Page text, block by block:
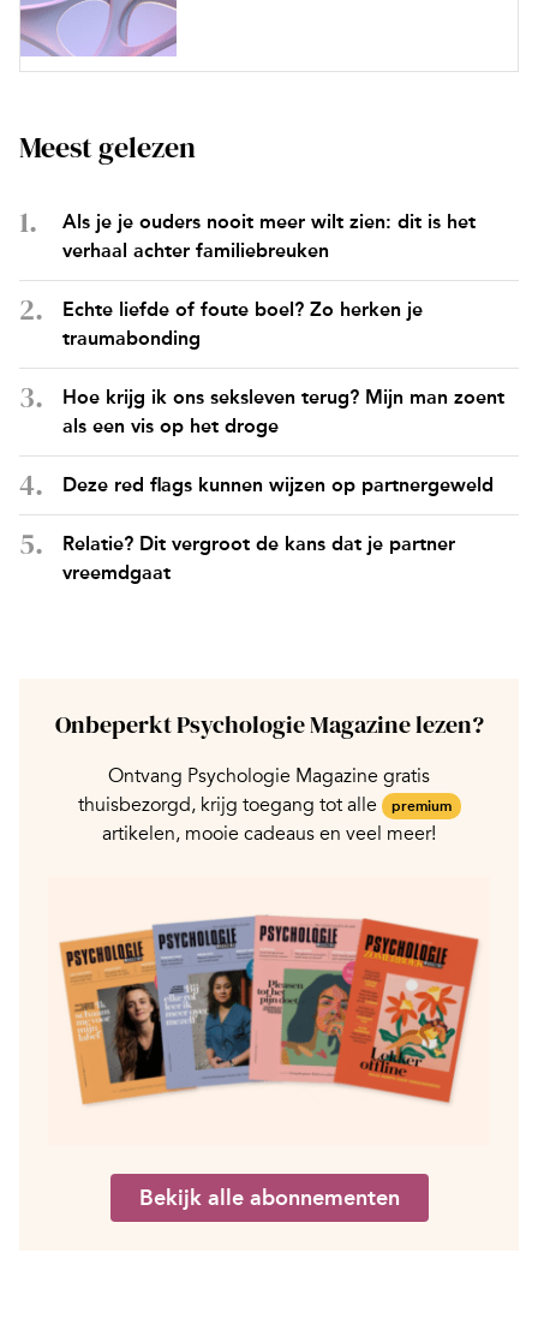
Meest gelezen
Als je je ouders nooit meer wilt zien: dit is het
verhaal achter familiebreuken
Echte liefde of foute boel? Zo herken je
traumabonding
Hoe krijg ik ons seksleven terug? Mijn man zoent
als een vis op het droge
Deze red flags kunnen wijzen op partnergeweld
Relatie? Dit vergroot de kans dat je partner
vreemdgaat
Onbeperkt Psychologie Magazine lezen?
Ontvang Psychologie Magazine gratis
thuisbezorgd, krijg toegang tot alle
premium
artikelen, mooie cadeaus en veel meer!
Bekijk alle abonnementen